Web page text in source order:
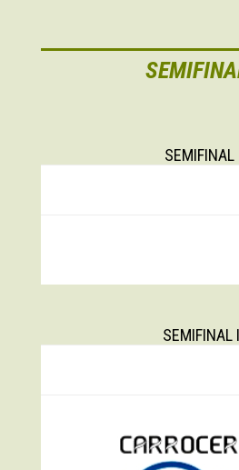
SEMIFINAL
SEMIFINAL